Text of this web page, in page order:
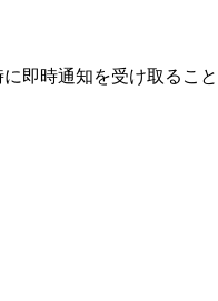
即時通知を受け取ること